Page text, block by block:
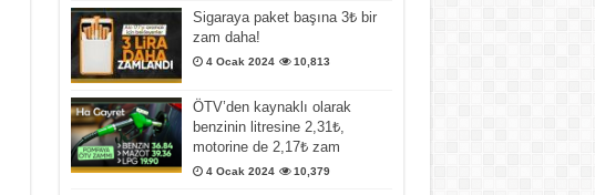
Sigaraya paket başına 3₺ bir
zam daha!
4 Ocak 2024 10,813
ÖTV’den kaynaklı olarak
benzinin litresine 2,31₺,
motorine de 2,17₺ zam
4 Ocak 2024 10,379